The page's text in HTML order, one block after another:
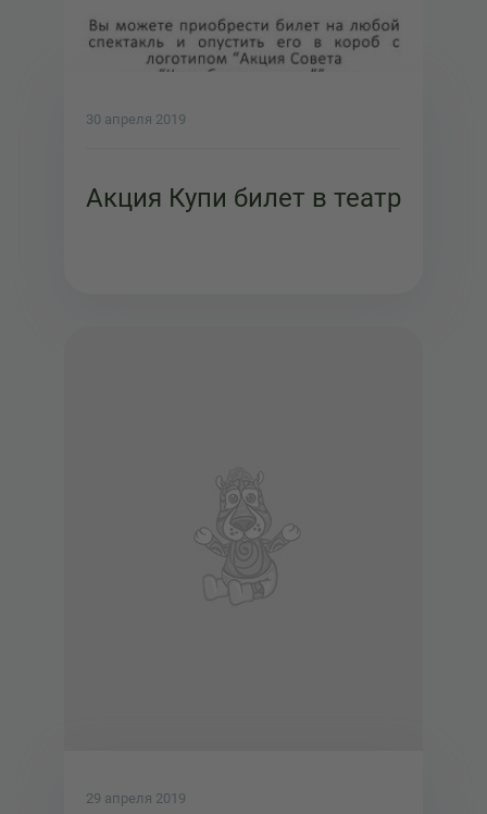
30 апреля 2019
Акция Купи билет в театр
29 апреля 2019